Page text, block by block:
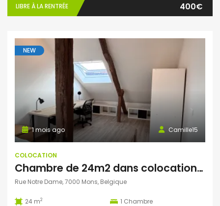
LIBRE À LA RENTRÉE 400€
NEW
Camille15
1 mois ago
COLOCATION
Chambre de 24m2 dans colocation au cœur de Mons
Rue Notre Dame, 7000 Mons, Belgique
24 m2 1 Chambre